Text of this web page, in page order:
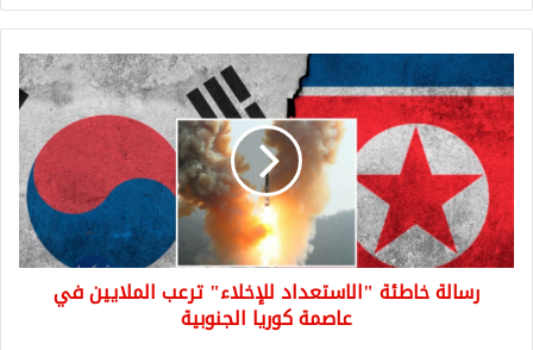
رسالة
خاطئة
"الاستعداد
للإخلاء"
ترعب
الملايين
في
عاصمة
كوريا
الجنوبيةرسالة خاطئة "الاستعداد للإخلاء" ترعب الملايين في
عاصمة كوريا الجنوبية